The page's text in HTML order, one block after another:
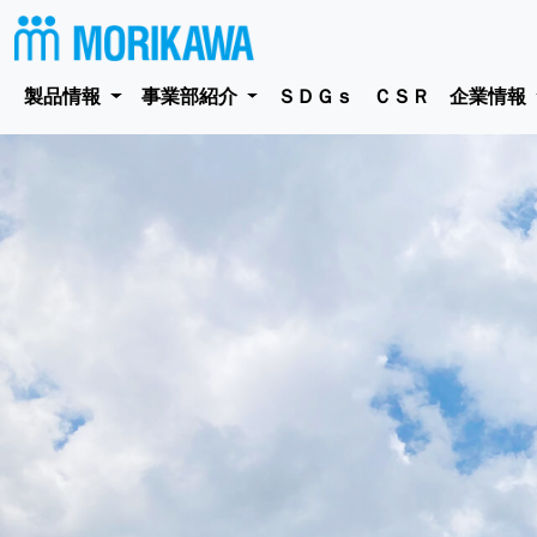
製品情報 事業部紹介 ＳＤＧｓ ＣＳＲ 企業情報